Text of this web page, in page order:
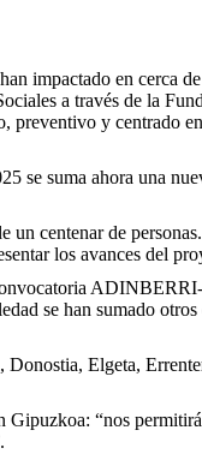
impactado en cerca
a través de la
y centrado
se suma ahora una
centenar de
los avances del
se han sumado
Elgeta,
Gipuzkoa: “nos